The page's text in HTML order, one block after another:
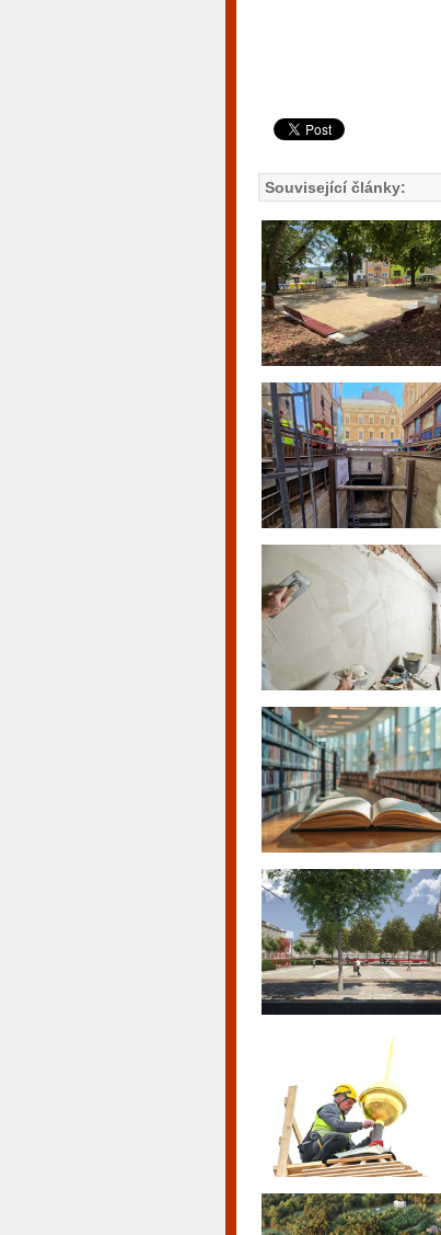
Související články: